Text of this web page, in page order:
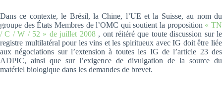
Dans ce contexte, le Brésil, la Chine, l’UE et la Suisse, au nom du
groupe des États Membres de l’OMC qui soutient la proposition « TN
/ C / W / 52 » de juillet 2008, ont réitéré que toute discussion sur le
registre multilatéral pour les vins et les spiritueux avec IG doit être liée
aux négociations sur l’extension à toutes les IG de l’article 23 des
ADPIC, ainsi que sur l’exigence de divulgation de la source du
matériel biologique dans les demandes de brevet.